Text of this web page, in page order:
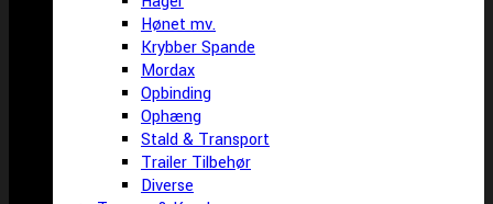
Hønet mv.
Krybber Spande
Mordax
Opbinding
Ophæng
Stald & Transport
Trailer Tilbehør
Diverse